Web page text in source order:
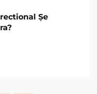
Ṣe